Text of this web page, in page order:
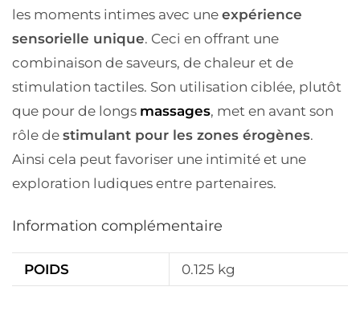
les moments intimes avec une expérience
sensorielle unique. Ceci en offrant une
combinaison de saveurs, de chaleur et de
stimulation tactiles. Son utilisation ciblée, plutôt
que pour de longs massages, met en avant son
rôle de stimulant pour les zones érogènes.
Ainsi cela peut favoriser une intimité et une
exploration ludiques entre partenaires.
Information complémentaire
POIDS 0.125 kg